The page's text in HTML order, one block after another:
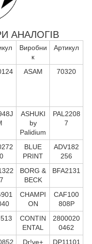
АНАЛОГІВ
Виробни
к
Артикул
ASAM 70320
ASHUKI
by
Palidium
PAL2208
7
BLUE
PRINT
ADV182
256
BORG &
BECK
BFA2131
CHAMPI
ON
CAF100
808P
CONTIN
ENTAL
2800020
0462
Dr!ve+
DP11101